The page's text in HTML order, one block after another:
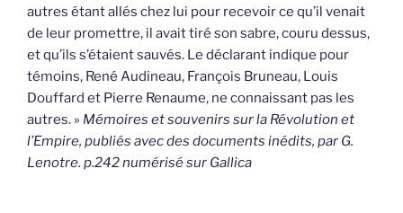
autres étant allés chez lui pour recevoir ce qu’il venait
de leur promettre, il avait tiré son sabre, couru dessus,
et qu’ils s’étaient sauvés. Le déclarant indique pour
témoins, René Audineau, François Bruneau, Louis
Douffard et Pierre Renaume, ne connaissant pas les
autres. » Mémoires et souvenirs sur la Révolution et
l’Empire, publiés avec des documents inédits, par G.
Lenotre. p.242 numérisé sur Gallica